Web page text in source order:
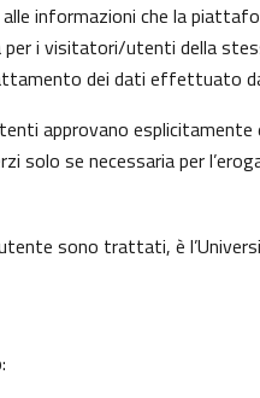
informazioni che la
i visitatori/utenti della
dei dati effettuato
approvano
se necessaria per
sono trattati, è